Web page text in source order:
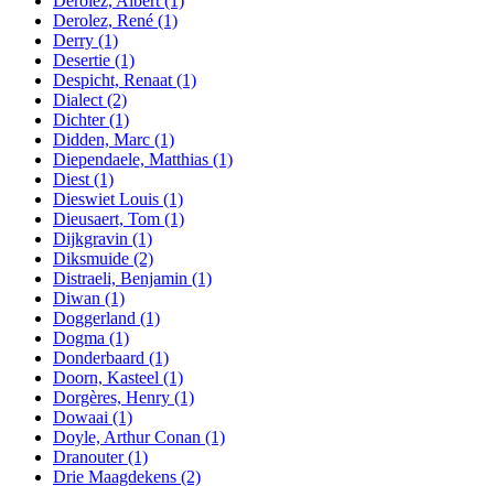
Derolez, René (1)
Derry (1)
Desertie (1)
Despicht, Renaat (1)
Dialect (2)
Dichter(1)
Didden, Marc (1)
Diependaele, Matthias (1)
Diest (1)
Dieswiet Louis (1)
Dieusaert, Tom (1)
Dijkgravin (1)
Diksmuide (2)
Distraeli, Benjamin (1)
Diwan (1)
Doggerland (1)
Dogma (1)
Donderbaard (1)
Doorn, Kasteel (1)
Dorgères, Henry (1)
Dowaai (1)
Doyle, Arthur Conan (1)
Dranouter(1)
Drie Maagdekens (2)